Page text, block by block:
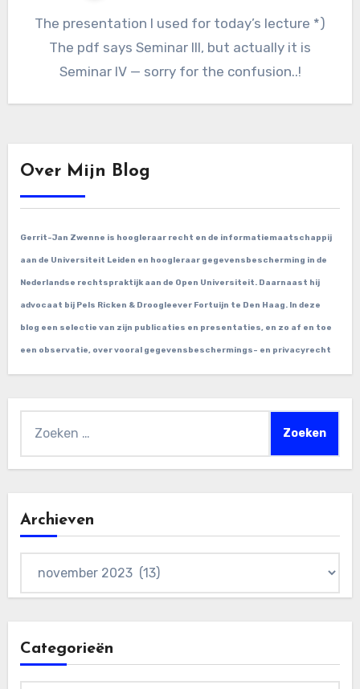
The presentation I used for today’s lecture *)
The pdf says Seminar III, but actually it is
Seminar IV — sorry for the confusion..!
Over Mijn Blog
Gerrit-Jan Zwenne is hoogleraar recht en de informatiemaatschappij
aan de Universiteit Leiden en hoogleraar gegevensbescherming in de
Nederlandse rechtspraktijk aan de Open Universiteit. Daarnaast hij
advocaat bij Pels Ricken & Droogleever Fortuijn te Den Haag. In deze
blog een selectie van zijn publicaties en presentaties, en zo af en toe
een observatie, over vooral gegevensbeschermings- en privacyrecht
naar:
Archieven
Categorieën